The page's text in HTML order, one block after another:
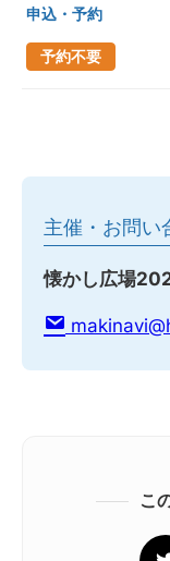
申込・予約
予約不要
主催・お問い
懐かし広場
こ